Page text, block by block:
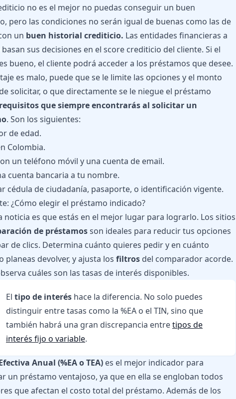
no es el mejor no puedas conseguir un buen
pero las condiciones no serán igual de buenas como las de
un buen historial crediticio. Las entidades financieras a
sus decisiones en el score crediticio del cliente. Si el
bueno, el cliente podrá acceder a los préstamos que desee.
es malo, puede que se le limite las opciones y el monto
solicitar, o que directamente se le niegue el préstamo
que siempre encontrarás al solicitar un
. Son los siguientes:
de edad.
Colombia.
un teléfono móvil y una cuenta de email.
cuenta bancaria a tu nombre.
cédula de ciudadanía, pasaporte, o identificación vigente.
¿Cómo elegir el préstamo indicado?
noticia es que estás en el mejor lugar para lograrlo. Los sitios
de préstamosson ideales para reducir tus opciones
de clics. Determina cuánto quieres pedir y en cuánto
planeas devolver, y ajusta los filtros del comparador acorde.
cuáles son las tasas de interés disponibles.
El tipo de interés hace la diferencia. No solo puedes
distinguir entre tasas como la %EA o el TIN, sino que
también habrá una gran discrepancia entretipos de
interés fijo o variable.
Anual (%EA o TEA) es el mejor indicador para
un préstamo ventajoso, ya que en ella se engloban todos
que afectan el costo total del préstamo. Además de los